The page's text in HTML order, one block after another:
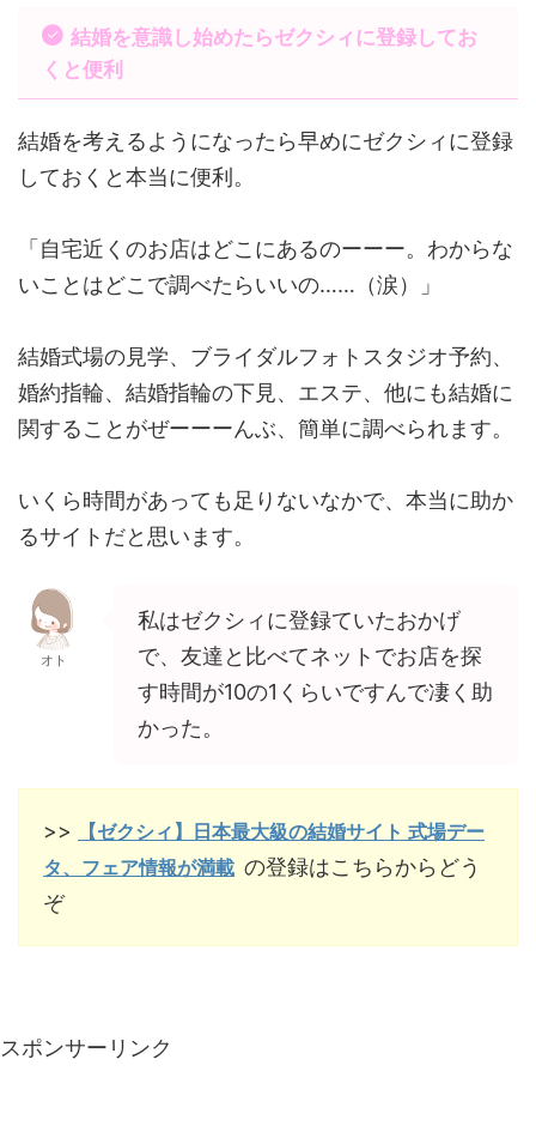
結婚を意識し始めたらゼクシィに登録してお
くと便利
結婚を考えるようになったら早めにゼクシィに登録
しておくと本当に便利。
「自宅近くのお店はどこにあるのーーー。わからな
いことはどこで調べたらいいの……（涙）」
結婚式場の見学、ブライダルフォトスタジオ予約、
婚約指輪、結婚指輪の下見、エステ、他にも結婚に
関することがぜーーーんぶ、簡単に調べられます。
いくら時間があっても足りないなかで、本当に助か
るサイトだと思います。
オト
私はゼクシィに登録ていたおかげ
で、友達と比べてネットでお店を探
す時間が10の1くらいですんで凄く助
かった。
>>
【ゼクシィ】日本最大級の結婚サイト 式場デー
タ、フェア情報が満載 の登録はこちらからどう
ぞ
スポンサーリンク